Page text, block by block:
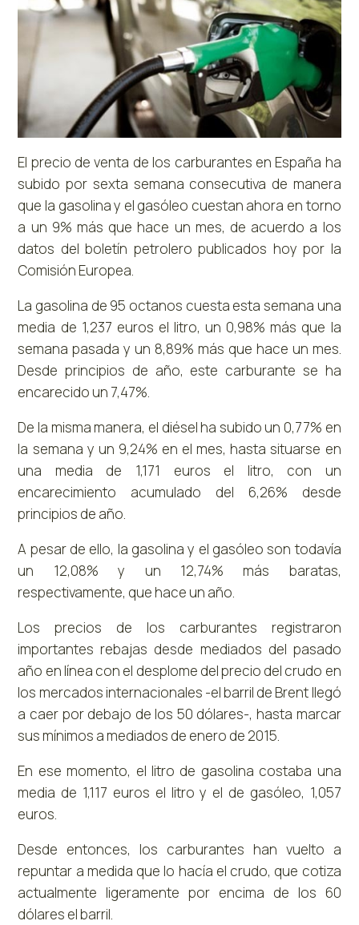
El precio de venta de los carburantes en España ha
subido por sexta semana consecutiva de manera
que la gasolina y el gasóleo cuestan ahora en torno
a un 9% más que hace un mes, de acuerdo a los
datos del boletín petrolero publicados hoy por la
Comisión Europea.
La gasolina de 95 octanos cuesta esta semana una
media de 1,237 euros el litro, un 0,98% más que la
semana pasada y un 8,89% más que hace un mes.
Desde principios de año, este carburante se ha
encarecido un 7,47%.
De la misma manera, el diésel ha subido un 0,77% en
la semana y un 9,24% en el mes, hasta situarse en
una media de 1,171 euros el litro, con un
encarecimiento acumulado del 6,26% desde
principios de año.
A pesar de ello, la gasolina y el gasóleo son todavía
un 12,08% y un 12,74% más baratas,
respectivamente, que hace un año.
Los precios de los carburantes registraron
importantes rebajas desde mediados del pasado
año en línea con el desplome del precio del crudo en
los mercados internacionales -el barril de Brent llegó
a caer por debajo de los 50 dólares-, hasta marcar
sus mínimos a mediados de enero de 2015.
En ese momento, el litro de gasolina costaba una
media de 1,117 euros el litro y el de gasóleo, 1,057
euros.
Desde entonces, los carburantes han vuelto a
repuntar a medida que lo hacía el crudo, que cotiza
actualmente ligeramente por encima de los 60
dólares el barril.